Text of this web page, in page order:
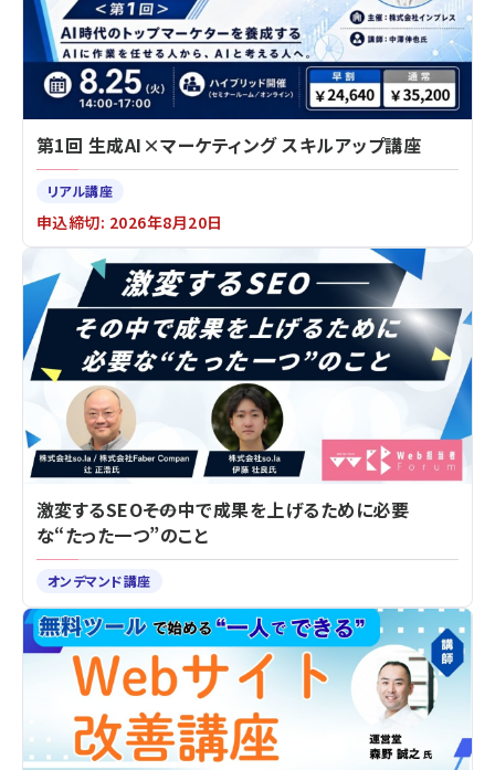
第1回 生成AI×マーケティング スキルアップ講座
リアル講座
申込締切: 2026年8月20日
激変するSEO――その中で成果を上げるために必要
な“たった一つ”のこと
オンデマンド講座